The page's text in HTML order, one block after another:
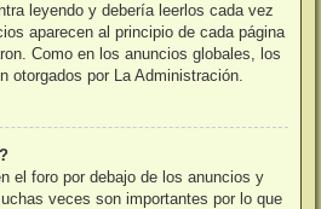
leyendo y debería leerlos cada vez
aparecen al principio de cada página
Como en los anuncios globales, los
otorgados por La Administración.
el foro por debajo de los anuncios y
veces son importantes por lo que